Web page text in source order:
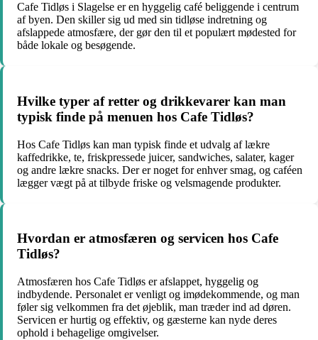
Cafe Tidløs i Slagelse er en hyggelig café beliggende i centrum
af byen. Den skiller sig ud med sin tidløse indretning og
afslappede atmosfære, der gør den til et populært mødested for
både lokale og besøgende.
Hvilke typer af retter og drikkevarer kan man
typisk finde på menuen hos Cafe Tidløs?
Hos Cafe Tidløs kan man typisk finde et udvalg af lækre
kaffedrikke, te, friskpressede juicer, sandwiches, salater, kager
og andre lækre snacks. Der er noget for enhver smag, og caféen
lægger vægt på at tilbyde friske og velsmagende produkter.
Hvordan er atmosfæren og servicen hos Cafe
Tidløs?
Atmosfæren hos Cafe Tidløs er afslappet, hyggelig og
indbydende. Personalet er venligt og imødekommende, og man
føler sig velkommen fra det øjeblik, man træder ind ad døren.
Servicen er hurtig og effektiv, og gæsterne kan nyde deres
ophold i behagelige omgivelser.